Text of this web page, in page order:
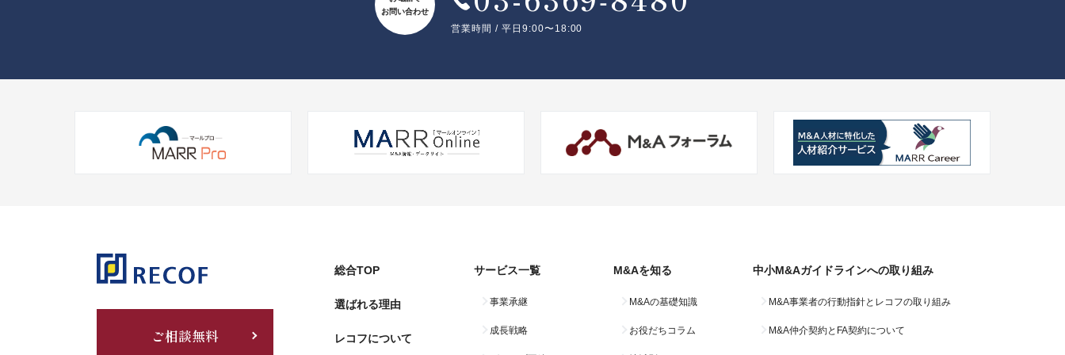
お問い合わせ
営業時間 / 平日9:00〜18:00
総合TOP
選ばれる理由
レコフについて
サービス一覧
事業承継
成長戦略
M&Aを知る
M&Aの基礎知識
お役だちコラム
中小M&Aガイドラインへの取り組み
M&A事業者の行動指針と レコフの取り組み
M&A仲介契約と FA契約について
ご相談無料